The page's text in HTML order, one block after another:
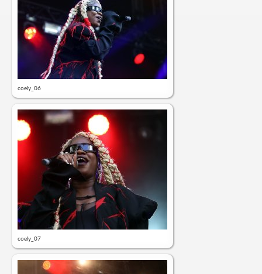
coely_06
coely_07